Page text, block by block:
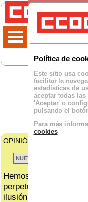
Política de
Este sitio usa
facilitar la
estadísticas de
aceptar todas
'Aceptar' o
pulsando el
Para más
cookies
OPINIÓN DE
Hemos crecido en
perpetuamente
ilusión por trabajar.